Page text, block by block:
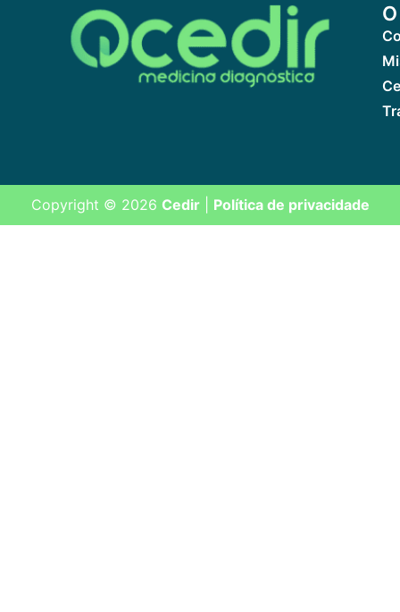
Copyright © 2026 Cedir| Política de privacidade